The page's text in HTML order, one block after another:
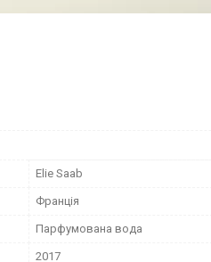
Elie Saab
Франція
Парфумована вода
2017